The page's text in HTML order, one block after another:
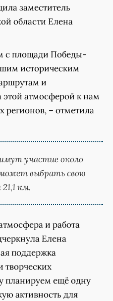
заместитель
области Елена
с площади Победы-
историческим
и
атмосферой к нам
регионов, – отметила
участие около
выбрать свою
км.
и работа
Елена
поддержка
творческих
планируем ещё одну
активность для